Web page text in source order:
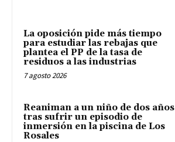
La oposición pide más tiempo
para estudiar las rebajas que
plantea el PP de la tasa de
residuos a las industrias
7 agosto 2026
Reaniman a un niño de dos años
tras sufrir un episodio de
inmersión en la piscina de Los
Rosales